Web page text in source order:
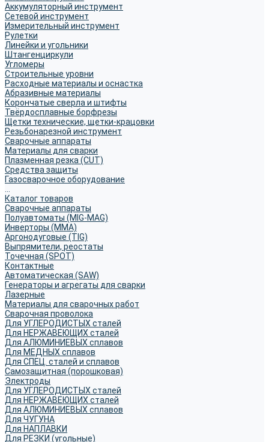
Аккумуляторный инструмент
Сетевой инструмент
Измерительный инструмент
Рулетки
Линейки и угольники
Штангенциркули
Угломеры
Строительные уровни
Расходные материалы и оснастка
Абразивные материалы
Корончатые сверла и штифты
Твёрдосплавные борфрезы
Щетки технические, щетки-крацовки
Резьбонарезной инструмент
Сварочные аппараты
Материалы для сварки
Плазменная резка (CUT)
Средства защиты
Газосварочное оборудование
Каталог товаров
Сварочные аппараты
Полуавтоматы (MIG-MAG)
Инверторы (MMA)
Аргонодуговые (TIG)
Выпрямители, реостаты
Точечная (SPOT)
Контактные
Автоматическая (SAW)
Генераторы и агрегаты для сварки
Лазерные
Материалы для сварочных работ
Сварочная проволока
Для УГЛЕРОДИСТЫХ сталей
Для НЕРЖАВЕЮЩИХ сталей
Для АЛЮМИНИЕВЫХ сплавов
Для МЕДНЫХ сплавов
Для СПЕЦ. сталей и сплавов
Самозащитная (порошковая)
Электроды
Для УГЛЕРОДИСТЫХ сталей
Для НЕРЖАВЕЮЩИХ сталей
Для АЛЮМИНИЕВЫХ сплавов
Для ЧУГУНА
Для НАПЛАВКИ
Для РЕЗКИ (угольные)